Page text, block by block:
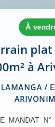
à
plat
à
/
MANDAT